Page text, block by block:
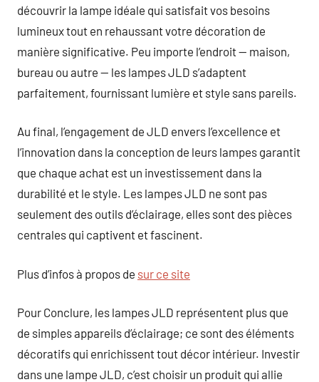
découvrir la lampe idéale qui satisfait vos besoins
lumineux tout en rehaussant votre décoration de
manière significative. Peu importe l’endroit — maison,
bureau ou autre — les lampes JLD s’adaptent
parfaitement, fournissant lumière et style sans pareils.
Au final, l’engagement de JLD envers l’excellence et
l’innovation dans la conception de leurs lampes garantit
que chaque achat est un investissement dans la
durabilité et le style. Les lampes JLD ne sont pas
seulement des outils d’éclairage, elles sont des pièces
centrales qui captivent et fascinent.
Plus d’infos à propos de sur ce site
Pour Conclure, les lampes JLD représentent plus que
de simples appareils d’éclairage; ce sont des éléments
décoratifs qui enrichissent tout décor intérieur. Investir
dans une lampe JLD, c’est choisir un produit qui allie